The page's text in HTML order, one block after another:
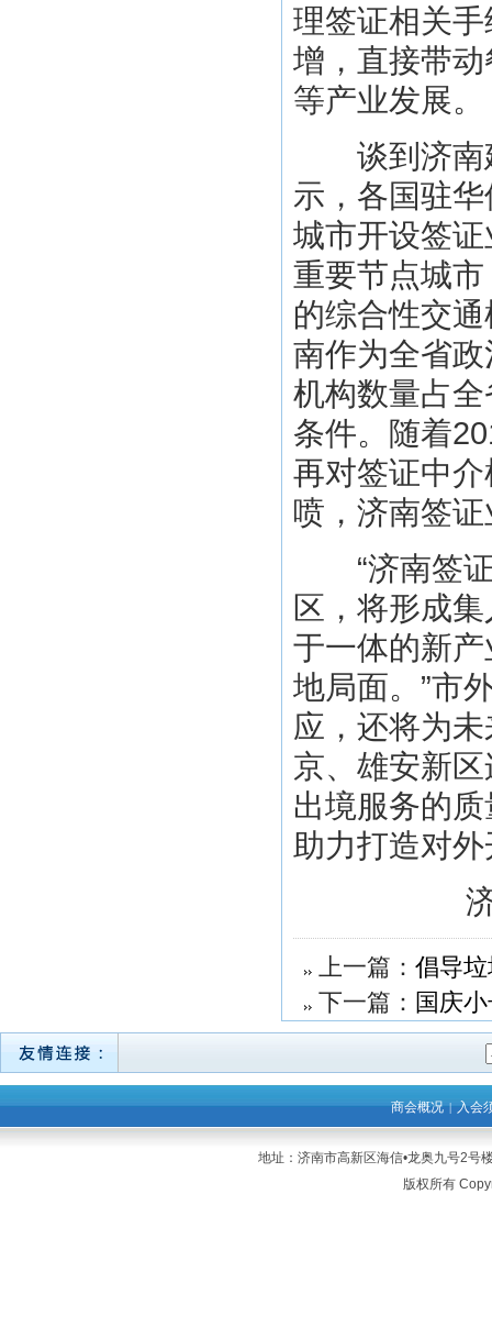
理签证相关
增，直接带
等产业发展。
谈到济南建
示，各国驻
城市开设签
重要节点城
的综合性交
南作为全省
机构数量占
条件。随着
再对签证中
喷，济南签
“济南签证
区，将形成
于一体的新
地局面。”市
应，还将为
京、雄安新
出境服务的
助力打造对
上一篇： 倡导
下一篇： 国庆
商会概况 |入会
地址：济南市高新区海信•龙奥九号2
版权所有